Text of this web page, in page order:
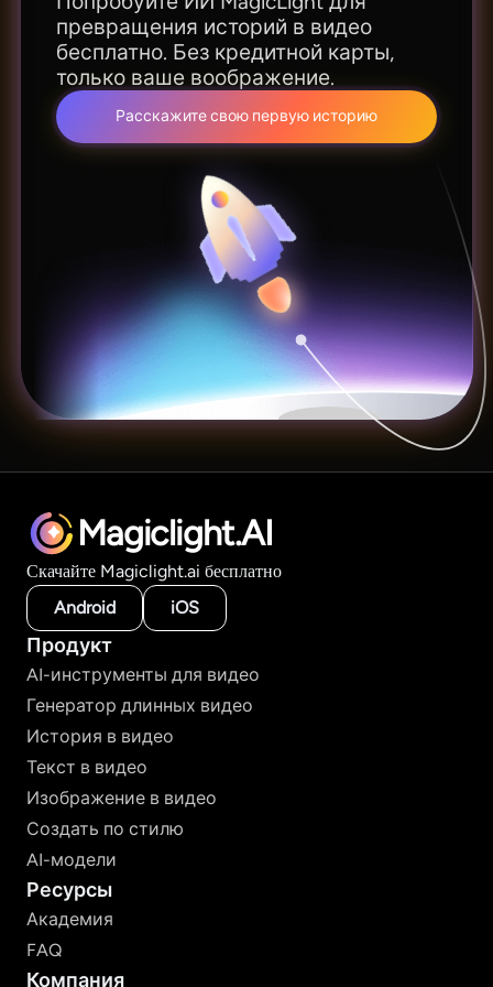
превращения историй в видео
бесплатно. Без кредитной карты,
только ваше воображение.
Расскажите свою первую историю
Magiclight.AI
Скачайте Magiclight.ai бесплатно
Android
iOS
Продукт
AI-инструменты для видео
Генератор длинных видео
История в видео
Текст в видео
Изображение в видео
Создать по стилю
AI-модели
Ресурсы
Академия
FAQ
Компания